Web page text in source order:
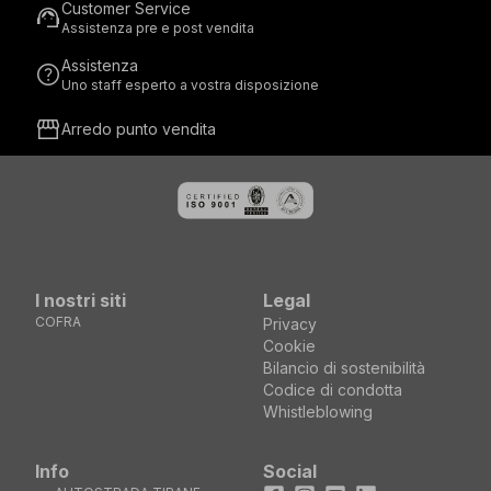
support_agentCustomer Service
Assistenza pre e post vendita
helpAssistenza
Uno staff esperto a vostra disposizione
storefrontArredo punto vendita
I nostri siti
COFRA
Legal
Privacy
Cookie
Bilancio di sostenibilità
Codice di condotta
Whistleblowing
Info
Social